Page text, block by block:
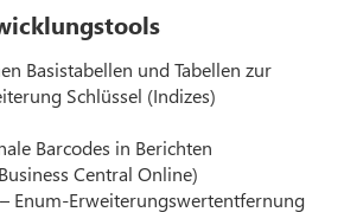
Basistabellen und Tabellen zur
Schlüssel (Indizes)
Barcodes in Berichten
Central Online)
Enum-Erweiterungswertentfernung